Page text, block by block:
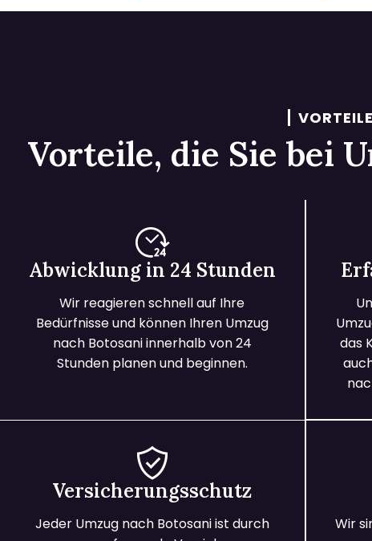
Vorteile, die Sie bei
Abwicklung in 24 Stunden
Wir reagieren schnell auf Ihre
Bedürfnisse und können Ihren Umzug
nach Botosani innerhalb von 24
Stunden planen und beginnen.
das
Versicherungsschutz
Jeder Umzug nach Botosani ist durch
Wir